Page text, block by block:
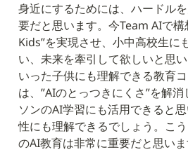
身近にするためには、ハードル
要だと思います。今Team AIで
Kids”を実現させ、小中高校生に
い、未来を牽引して欲しいと思
いった子供にも理解できる教育
は、”AIのとっつきにくさ”を解
ソンのAI学習にも活用できると
性にも理解できるでしょう。こ
のAI教育は非常に重要だと思いま